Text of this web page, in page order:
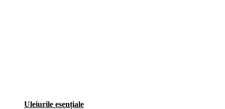
Uleiurile esențiale